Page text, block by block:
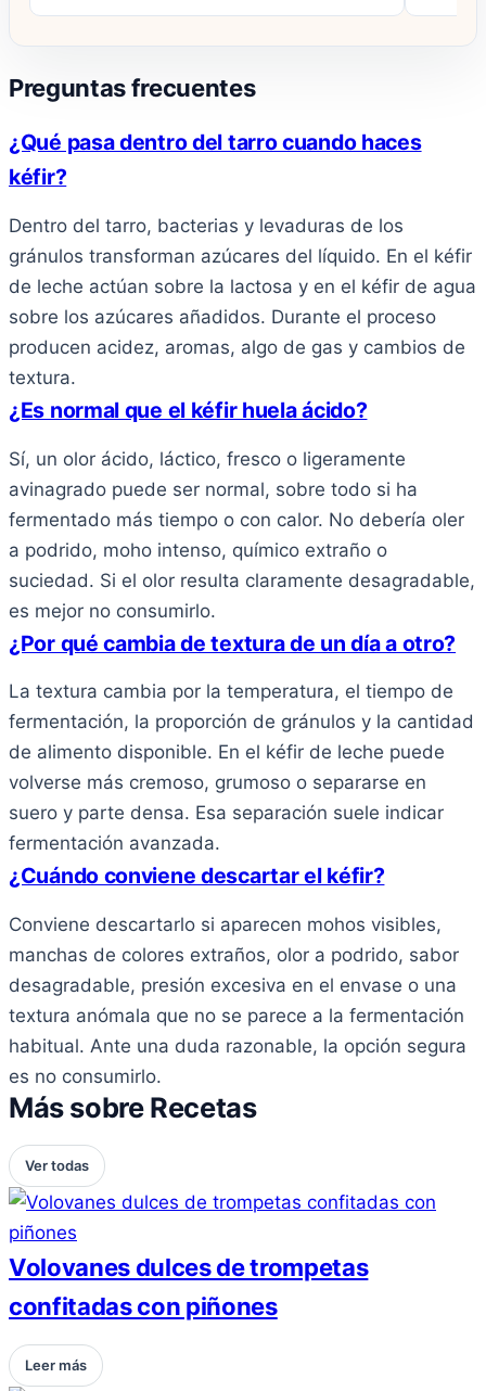
Preguntas frecuentes
¿Qué pasa dentro del tarro cuando haces
kéfir?
Dentro del tarro, bacterias y levaduras de los
gránulos transforman azúcares del líquido. En el kéfir
de leche actúan sobre la lactosa y en el kéfir de agua
sobre los azúcares añadidos. Durante el proceso
producen acidez, aromas, algo de gas y cambios de
textura.
¿Es normal que el kéfir huela ácido?
Sí, un olor ácido, láctico, fresco o ligeramente
avinagrado puede ser normal, sobre todo si ha
fermentado más tiempo o con calor. No debería oler
a podrido, moho intenso, químico extraño o
suciedad. Si el olor resulta claramente desagradable,
es mejor no consumirlo.
¿Por qué cambia de textura de un día a otro?
La textura cambia por la temperatura, el tiempo de
fermentación, la proporción de gránulos y la cantidad
de alimento disponible. En el kéfir de leche puede
volverse más cremoso, grumoso o separarse en
suero y parte densa. Esa separación suele indicar
fermentación avanzada.
¿Cuándo conviene descartar el kéfir?
Conviene descartarlo si aparecen mohos visibles,
manchas de colores extraños, olor a podrido, sabor
desagradable, presión excesiva en el envase o una
textura anómala que no se parece a la fermentación
habitual. Ante una duda razonable, la opción segura
es no consumirlo.
Más sobre Recetas
Ver todas
Volovanes dulces de trompetas
confitadas con piñones
Leer más